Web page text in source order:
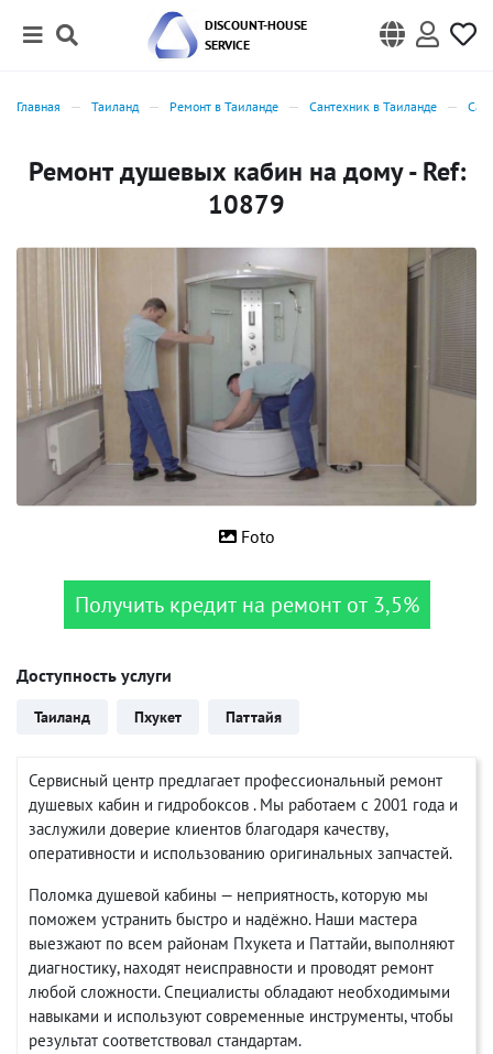
DISCOUNT-HOUSE
SERVICE
Главная Таиланд Ремонт в Таиланде Сантехник в Таиланде
Ремонт душевых кабин на дому - Ref:
10879
Foto
Получить кредит на ремонт от 3,5%
Доступность услуги
Таиланд Пхукет Паттайя
Сервисный центр предлагает профессиональный ремонт
душевых кабин и гидробоксов . Мы работаем с 2001 года и
заслужили доверие клиентов благодаря качеству,
оперативности и использованию оригинальных запчастей.
Поломка душевой кабины — неприятность, которую мы
поможем устранить быстро и надёжно. Наши мастера
выезжают по всем районам Пхукета и Паттайи, выполняют
диагностику, находят неисправности и проводят ремонт
любой сложности. Специалисты обладают необходимыми
навыками и используют современные инструменты, чтобы
результат соответствовал стандартам.